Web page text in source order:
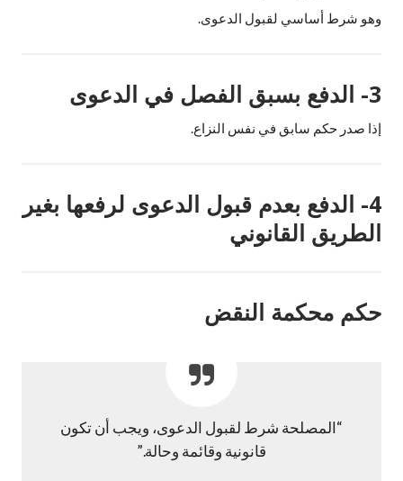
وهو شرط أساسي لقبول الدعوى.
3- الدفع بسبق الفصل في الدعوى
إذا صدر حكم سابق في نفس النزاع.
4- الدفع بعدم قبول الدعوى لرفعها بغير
الطريق القانوني
حكم محكمة النقض
“المصلحة شرط لقبول الدعوى، ويجب أن تكون
قانونية وقائمة وحالة.”